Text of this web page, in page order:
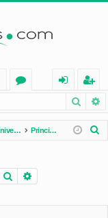
os
nt
ifi
e
eg
ist
ra
Universidades por Comunidades Principado de Asturias
r
Buscar